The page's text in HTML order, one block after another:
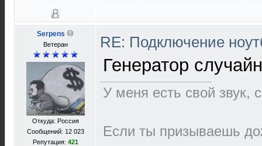
Serpens
Ветеран
Откуда: Россия
Сообщений: 12 023
Репутация: 421
RE: Подключение
Генератор
У меня есть свой
Если ты призываешь